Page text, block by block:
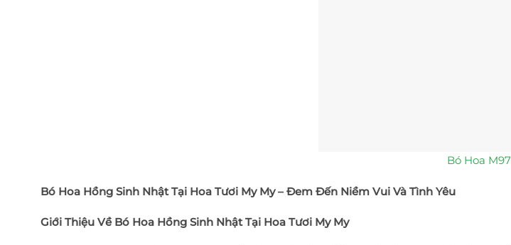
Bó Hoa M97
Bó Hoa Hồng Sinh Nhật Tại Hoa Tươi My My – Đem Đến Niềm Vui Và Tình Yêu
Giới Thiệu Về Bó Hoa Hồng Sinh Nhật Tại Hoa Tươi My My